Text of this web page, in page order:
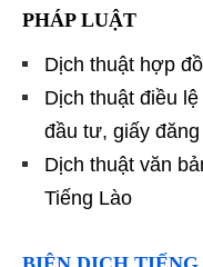
PHÁP LUẬT
Dịch thuật hợp
Dịch thuật điều
đầu tư, giấy
Dịch thuật văn
Tiếng Lào